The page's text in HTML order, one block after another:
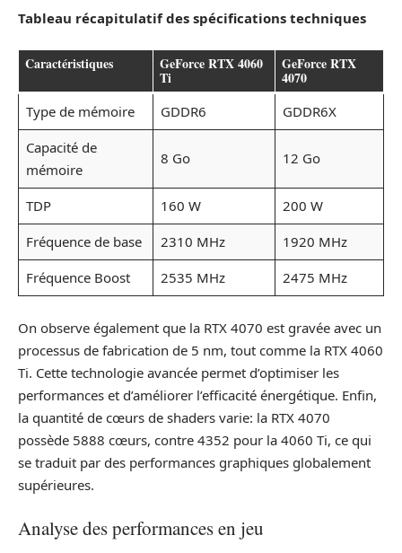
Tableau récapitulatif des spécifications techniques
Caractéristiques GeForce RTX 4060
Ti
GeForce RTX
4070
Type de mémoire GDDR6
GDDR6X
Capacité de
mémoire
8 Go 12 Go
TDP 160 W
200 W
Fréquence de base
2310 MHz
1920 MHz
Fréquence Boost
2535 MHz 2475 MHz
On observe également que la RTX 4070 est gravée avec un
processus de fabrication de 5 nm, tout comme la RTX 4060
Ti. Cette technologie avancée permet d’optimiser les
performances et d’améliorer l’efficacité énergétique. Enfin,
la quantité de cœurs de shaders varie: la RTX 4070
possède 5888 cœurs, contre 4352 pour la 4060 Ti, ce qui
se traduit par des performances graphiques globalement
supérieures.
Analyse des performances en jeu